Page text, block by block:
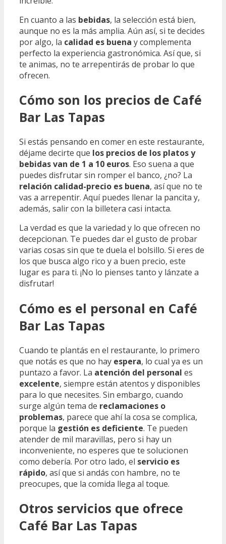
En cuanto a las bebidas, la selección está bien,
aunque no es la más amplia. Aún así, si te decides
por algo, la calidad es buena y complementa
perfecto la experiencia gastronómica. Así que, si
te animas, no te arrepentirás de probar lo que
ofrecen.
Cómo son los precios de Café
Bar Las Tapas
Si estás pensando en comer en este restaurante,
déjame decirte que los precios de los platos y
bebidas van de 1 a 10 euros. Eso suena a que
puedes disfrutar sin romper el banco, ¿no? La
relación calidad-precio es buena, así que no te
vas a arrepentir. Aquí puedes llenar la pancita y,
además, salir con la billetera casi intacta.
La verdad es que la variedad y lo que ofrecen no
decepcionan. Te puedes dar el gusto de probar
varias cosas sin que te duela el bolsillo. Si eres de
los que busca algo rico y a buen precio, este
lugar es para ti. ¡No lo pienses tanto y lánzate a
disfrutar!
Cómo es el personal en Café
Bar Las Tapas
Cuando te plantás en el restaurante, lo primero
que notás es que no hay espera, lo cual ya es un
puntazo a favor. La atención del personal es
excelente, siempre están atentos y disponibles
para lo que necesites. Sin embargo, cuando
surge algún tema de reclamaciones o
problemas, parece que ahí la cosa se complica,
porque la gestión es deficiente. Te pueden
atender de mil maravillas, pero si hay un
inconveniente, no esperes que te solucionen
como debería. Por otro lado, el servicio es
rápido, así que si andás con hambre, no te
preocupes, que la comida llega al toque.
Otros servicios que ofrece
Café Bar Las Tapas